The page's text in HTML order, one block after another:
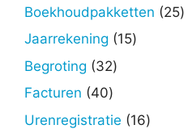
Boekhoudpakketten 2525
Jaarrekening 1515
Begroting 3232
Facturen 4040
producten
Urenregistratie 1616